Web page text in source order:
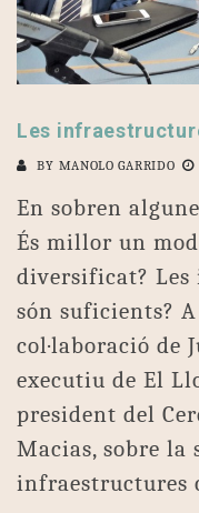
Les
BY MANOLO GARRIDO
En sobren
És millor un
diversificat? Les
són suficients? A
col·laboració de
executiu de El
president del
Macias, sobre la
infraestructures